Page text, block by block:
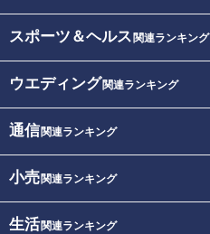
スポーツ＆ヘルス 関連ランキング
ウエディング関連ランキング
通信関連ランキング
小売関連ランキング
生活関連ランキング